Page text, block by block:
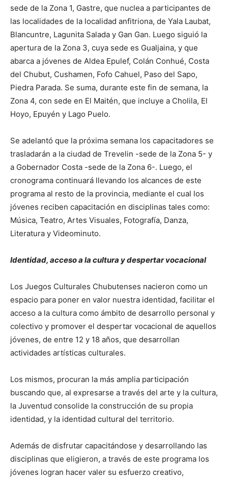
sede de la Zona 1, Gastre, que nuclea a participantes de
las localidades de la localidad anfitriona, de Yala Laubat,
Blancuntre, Lagunita Salada y Gan Gan. Luego siguió la
apertura de la Zona 3, cuya sede es Gualjaina, y que
abarca a jóvenes de Aldea Epulef, Colán Conhué, Costa
del Chubut, Cushamen, Fofo Cahuel, Paso del Sapo,
Piedra Parada. Se suma, durante este fin de semana, la
Zona 4, con sede en El Maitén, que incluye a Cholila, El
Hoyo, Epuyén y Lago Puelo.
Se adelantó que la próxima semana los capacitadores se
trasladarán a la ciudad de Trevelin -sede de la Zona 5- y
a Gobernador Costa -sede de la Zona 6-. Luego, el
cronograma continuará llevando los alcances de este
programa al resto de la provincia, mediante el cual los
jóvenes reciben capacitación en disciplinas tales como:
Música, Teatro, Artes Visuales, Fotografía, Danza,
Literatura y Videominuto.
Identidad, acceso a la cultura y despertar vocacional
Los Juegos Culturales Chubutenses nacieron como un
espacio para poner en valor nuestra identidad, facilitar el
acceso a la cultura como ámbito de desarrollo personal y
colectivo y promover el despertar vocacional de aquellos
jóvenes, de entre 12 y 18 años, que desarrollan
actividades artísticas culturales.
Los mismos, procuran la más amplia participación
buscando que, al expresarse a través del arte y la cultura,
la Juventud consolide la construcción de su propia
identidad, y la identidad cultural del territorio.
Además de disfrutar capacitándose y desarrollando las
disciplinas que eligieron, a través de este programa los
jóvenes logran hacer valer su esfuerzo creativo,